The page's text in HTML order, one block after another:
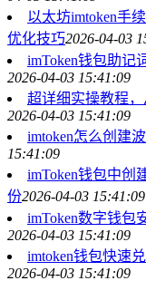
以太坊imtoken手
优化技巧2026-04-03
imToken钱包助记
2026-04-03 15:41:09
超详细实操教程，
2026-04-03 15:41:09
imtoken怎么创建
15:41:09
imToken钱包中创
份2026-04-03 15:41:09
imToken数字钱包
2026-04-03 15:41:09
imtoken钱包快速
2026-04-03 15:41:09